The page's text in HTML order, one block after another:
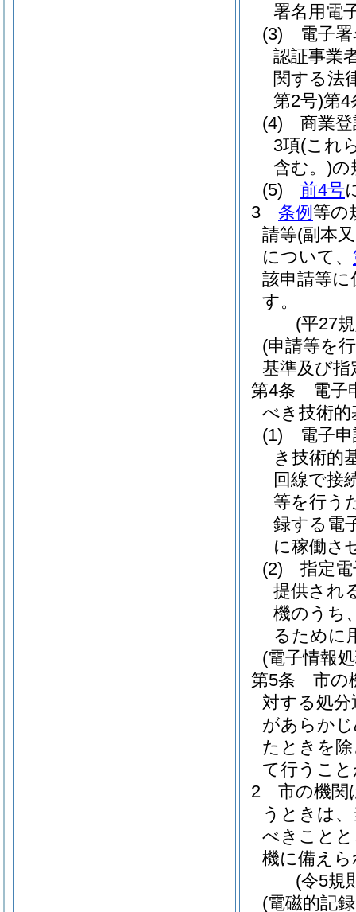
署名用電
(3)
電子
認証事業
関する法
第2号)第4
(4)
商業
3項(これ
含む。)の
(5)
前4号
3
条例 等の
請等(副本
について、
該申請等
す。
(平27
(申請等を
基準及び指
第4条
電子
べき技術
(1)
電子
き技術的
回線で接
等を行う
録する電
に稼働さ
(2)
指定
提供され
機のうち
るために
(電子情報
第5条
市の
対する処
があらか
たときを
て行うこ
2
市の機関
うときは
べきこと
機に備え
(令5規
(電磁的記